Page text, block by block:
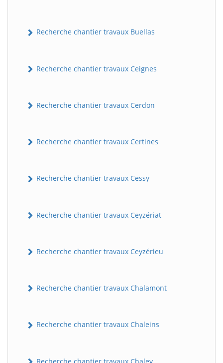
Recherche chantier travaux Buellas
Recherche chantier travaux Ceignes
Recherche chantier travaux Cerdon
Recherche chantier travaux Certines
Recherche chantier travaux Cessy
Recherche chantier travaux Ceyzériat
Recherche chantier travaux Ceyzérieu
Recherche chantier travaux Chalamont
Recherche chantier travaux Chaleins
Recherche chantier travaux Chaley